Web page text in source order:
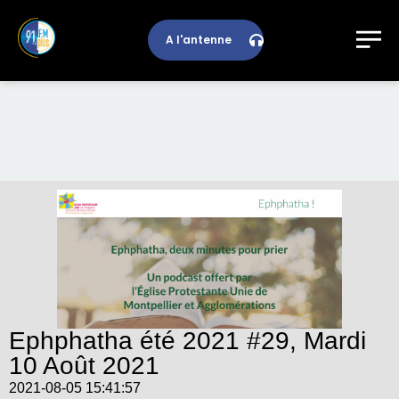
A l'antenne
Ephphatha été 2021 #29, Mardi
10 Août 2021
2021-08-05 15:41:57